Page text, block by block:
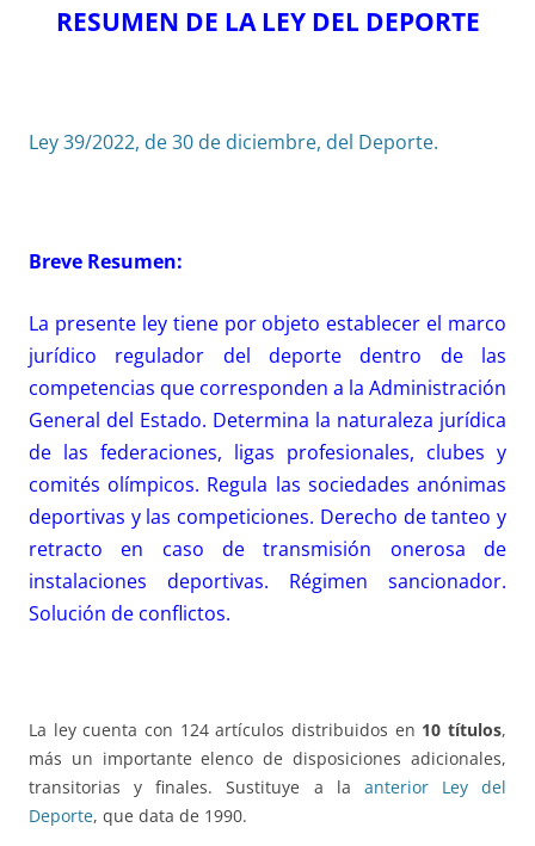
RESUMEN DE LA LEY DEL DEPORTE
Ley 39/2022, de 30 de diciembre, del Deporte.
Breve Resumen:
La presente ley tiene por objeto establecer el marco
jurídico regulador del deporte dentro de las
competencias que corresponden a la Administración
General del Estado. Determina la naturaleza jurídica
de las federaciones, ligas profesionales, clubes y
comités olímpicos. Regula las sociedades anónimas
deportivas y las competiciones. Derecho de tanteo y
retracto en caso de transmisión onerosa de
instalaciones deportivas. Régimen sancionador.
Solución de conflictos.
La ley cuenta con 124 artículos distribuidos en 10 títulos,
más un importante elenco de disposiciones adicionales,
transitorias y finales. Sustituye a la anterior Ley del
Deporte, que data de 1990.